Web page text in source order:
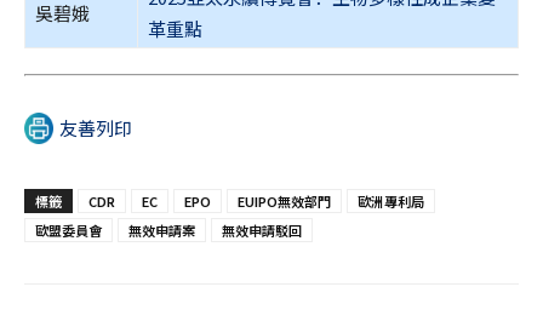
吳碧娥
革重點
友善列印
標籤 CDR EC EPO EUIPO無效部門
歐洲專利局
歐盟委員會
無效申請案 無效申請駁回